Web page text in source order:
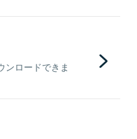
ンロードできま